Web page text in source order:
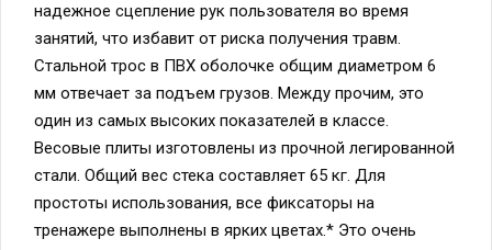
надежное сцепление рук пользователя во время
занятий, что избавит от риска получения травм.
Стальной трос в ПВХ оболочке общим диаметром 6
мм отвечает за подъем грузов. Между прочим, это
один из самых высоких показателей в классе.
Весовые плиты изготовлены из прочной легированной
стали. Общий вес стека составляет 65 кг. Для
простоты использования, все фиксаторы на
тренажере выполнены в ярких цветах.* Это очень